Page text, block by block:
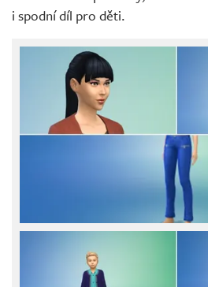
i spodní díl pro děti.